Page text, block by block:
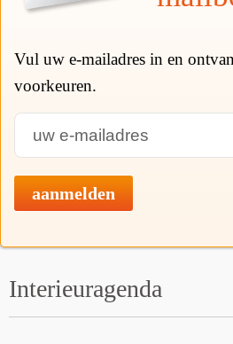
Vul uw e-mailadres in en
voorkeuren.
aanmelden
Interieuragenda